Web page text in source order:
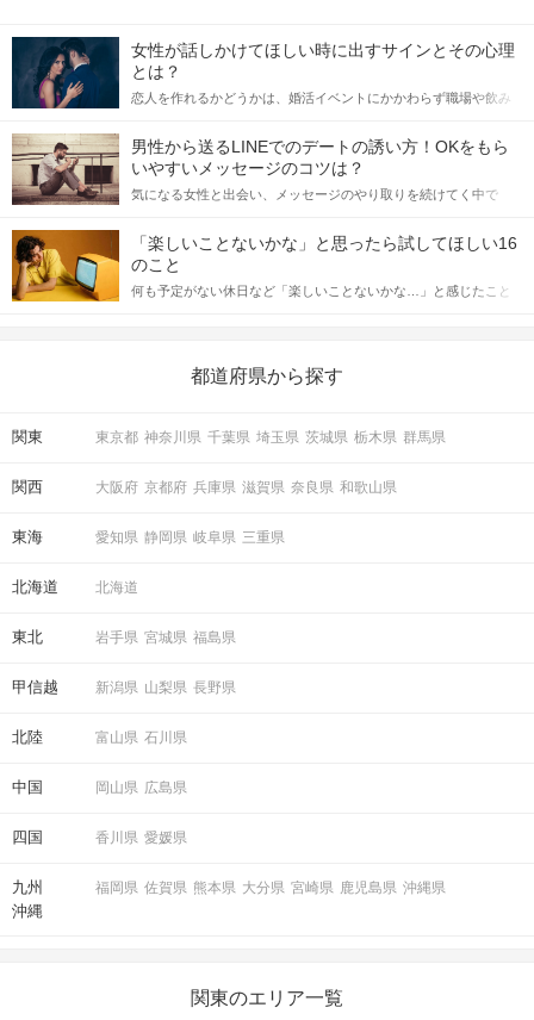
女性が話しかけてほしい時に出すサインとその心理
とは？
恋人を作れるかどうかは、婚活イベントにかかわらず職場や飲み
てアプローチできるかにも左右されます。 これから恋人作りを本
格的に始めようとしている方は、女性が異性を求めて出すサイン
をしっかりと理解し、正しい行動に移せるかどうかが重要。 この
記事では、女性が話しかけて欲しい時に出すサインとその心理を
合にどのような行動に繋げるべきかをご紹介していきます。
男性から送るLINEでのデートの誘い方！OKをもら
いやすいメッセージのコツは？
気になる女性と出会い、メッセージのやり取りを続けてく中で
しかし、中には「どう誘ったらいいの？」とお困りの男性もいら
っしゃるのではないでしょうか。 そこで今回は、男性から女性へ
送るLINEでのデートの誘い方のコツをご紹介します。例文も混じ
えながら解説するので、ぜひ参考にしてください。
「楽しいことないかな」と思ったら試してほしい16
のこと
何も予定がない休日など「楽しいことないかな…」と感じたこと
の楽しいことアイデアを集めました♪ いままさに楽しいことを探し
都道府県から探す
関東 東京都 神奈川県 千葉県 埼玉県 茨城県 栃木県 群馬県
関西 大阪府 京都府 兵庫県 滋賀県 奈良県 和歌山県
東海 愛知県 静岡県 岐阜県 三重県
北海道 北海道
東北 岩手県 宮城県 福島県
甲信越 新潟県 山梨県 長野県
北陸 富山県 石川県
中国 岡山県 広島県
四国 香川県 愛媛県
九州
沖縄
福岡県 佐賀県 熊本県 大分県 宮崎県 鹿児島県 沖縄県
関東のエリア一覧